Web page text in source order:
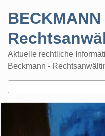
Aktuelle rechtliche
Beckmann -